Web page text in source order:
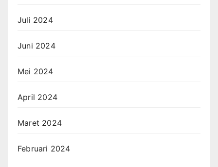
Juli 2024
Juni 2024
Mei 2024
April 2024
Maret 2024
Februari 2024